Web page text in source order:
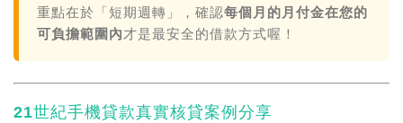
重點在於「短期週轉」，確認每個月的月付金在您的
可負擔範圍內才是最安全的借款方式喔！
21世紀手機貸款真實核貸案例分享